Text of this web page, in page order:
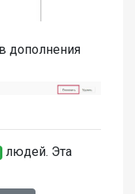
дополнения
людей. Эта